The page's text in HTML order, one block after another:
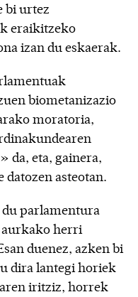
bi urtez
eraikitzeko
izan du eskaerak.
biometanizazio
moratoria,
da, eta, gainera,
asteotan.
du parlamentura
herri
duenez, azken bi
dira lantegi horiek
iritziz, horrek